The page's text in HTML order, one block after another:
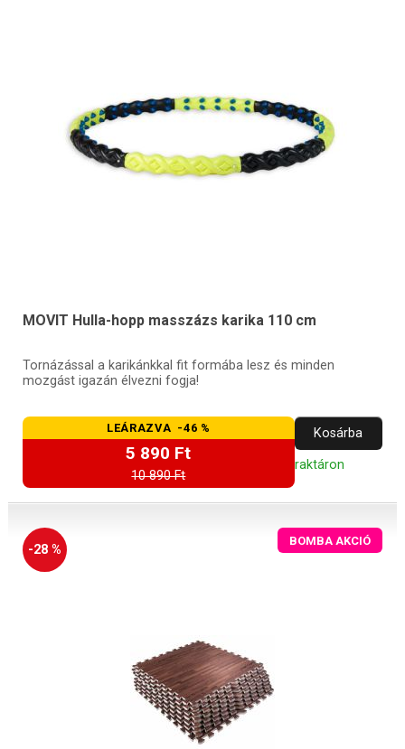
MOVIT Hulla-hopp masszázs karika 110 cm
Tornázással a karikánkkal fit formába lesz és minden
mozgást igazán élvezni fogja!
LEÁRAZVA -46 %
5 890 Ft
10 890 Ft
Kosárba
raktáron
-28 %
BOMBA AKCIÓ